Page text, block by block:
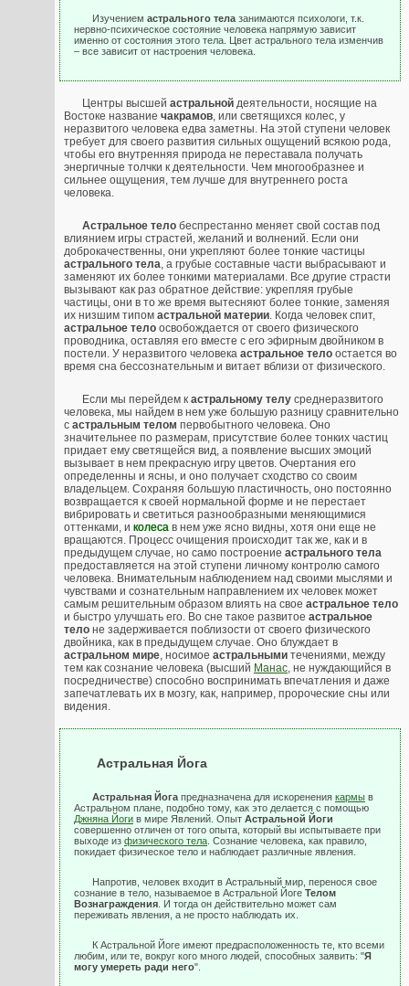
Изучением астрального тела занимаются психологи, т.к.
нервно-психическое состояние человека напрямую зависит
именно от состояния этого тела. Цвет астрального тела изменчив
– все зависит от настроения человека.
Центры высшей астральной деятельности, носящие на
Востоке название чакрамов, или светящихся колес, у
неразвитого человека едва заметны. На этой ступени человек
требует для своего развития сильных ощущений всякою рода,
чтобы его внутренняя природа не переставала получать
энергичные толчки к деятельности. Чем многообразнее и
сильнее ощущения, тем лучше для внутреннего роста
человека.
Астральное тело беспрестанно меняет свой состав под
влиянием игры страстей, желаний и волнений. Если они
доброкачественны, они укрепляют более тонкие частицы
астрального тела, а грубые составные части выбрасывают и
заменяют их более тонкими материалами. Все другие страсти
вызывают как раз обратное действие: укрепляя грубые
частицы, они в то же время вытесняют более тонкие, заменяя
их низшим типом астральной материи. Когда человек спит,
астральное тело освобождается от своего физического
проводника, оставляя его вместе с его эфирным двойником в
постели. У неразвитого человека астральное тело остается во
время сна бессознательным и витает вблизи от физического.
Если мы перейдем к астральному телу среднеразвитого
человека, мы найдем в нем уже большую разницу сравнительно
с астральным телом первобытного человека. Оно
значительнее по размерам, присутствие более тонких частиц
придает ему светящейся вид, а появление высших эмоций
вызывает в нем прекрасную игру цветов. Очертания его
определенны и ясны, и оно получает сходство со своим
владельцем. Сохраняя большую пластичность, оно постоянно
возвращается к своей нормальной форме и не перестает
вибрировать и светиться разнообразными меняющимися
оттенками, и колеса в нем уже ясно видны, хотя они еще не
вращаются. Процесс очищения происходит так же, как и в
предыдущем случае, но само построение астрального тела
предоставляется на этой ступени личному контролю самого
человека. Внимательным наблюдением над своими мыслями и
чувствами и сознательным направлением их человек может
самым решительным образом влиять на свое астральное тело
и быстро улучшать его. Во сне такое развитое астральное
тело не задерживается поблизости от своего физического
двойника, как в предыдущем случае. Оно блуждает в
астральном мире, носимое астральными течениями, между
тем как сознание человека (высший Манас, не нуждающийся в
посредничестве) способно воспринимать впечатления и даже
запечатлевать их в мозгу, как, например, пророческие сны или
видения.
Астральная Йога
Астральная Йогапредназначена для искоренения кармы в
Астральном плане, подобно тому, как это делается с помощью
Джняна Йоги в мире Явлений. Опыт Астральной Йоги
совершенно отличен от того опыта, который вы испытываете при
выходе из физического тела. Сознание человека, как правило,
покидает физическое тело и наблюдает различные явления.
Напротив, человек входит в Астральный мир, перенося свое
сознание в тело, называемое в Астральной Йоге Телом
Вознаграждения. И тогда он действительно может сам
переживать явления, а не просто наблюдать их.
К Астральной Йоге имеют предрасположенность те, кто всеми
любим, или те, вокруг кого много людей, способных заявить: "Я
могу умереть ради него".